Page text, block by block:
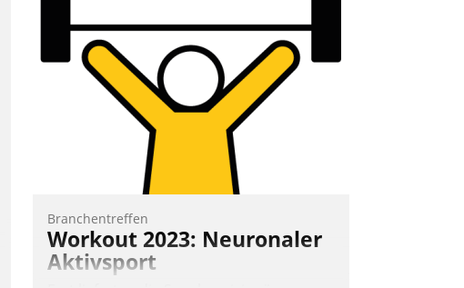
meistern und Workloads wuppen – bei
zunehmend anspruchsvollen Aufgaben
und abnehmendem Nachwuchs?
Nadja Hußmann
Branchentreffen
Workout 2023: Neuronaler
Aktivsport